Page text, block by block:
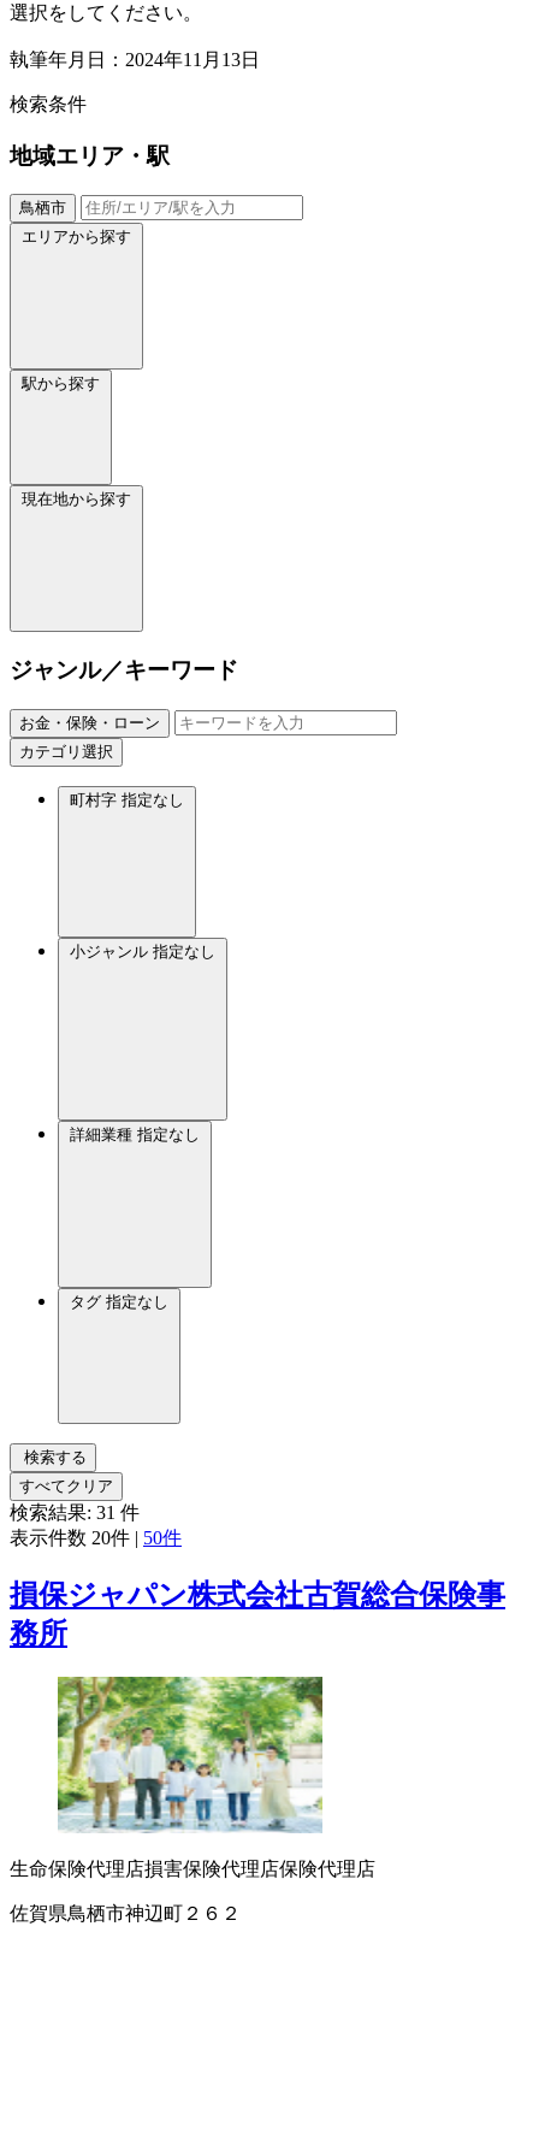
選択をしてください。
執筆年月日：2024年11月13日
検索条件
地域エリア・駅
鳥栖市
エリアから探す
駅から探す
現在地から探す
ジャンル／キーワード
お金・保険・ローン
カテゴリ選択
町村字 指定なし
小ジャンル 指定なし
詳細業種 指定なし
タグ 指定なし
検索する
すべてクリア
検索結果: 31 件
表示件数 20件 | 50件
損保ジャパン株式会社古賀総合保険事
務所
生命保険代理店損害保険代理店保険代理店
佐賀県鳥栖市神辺町２６２